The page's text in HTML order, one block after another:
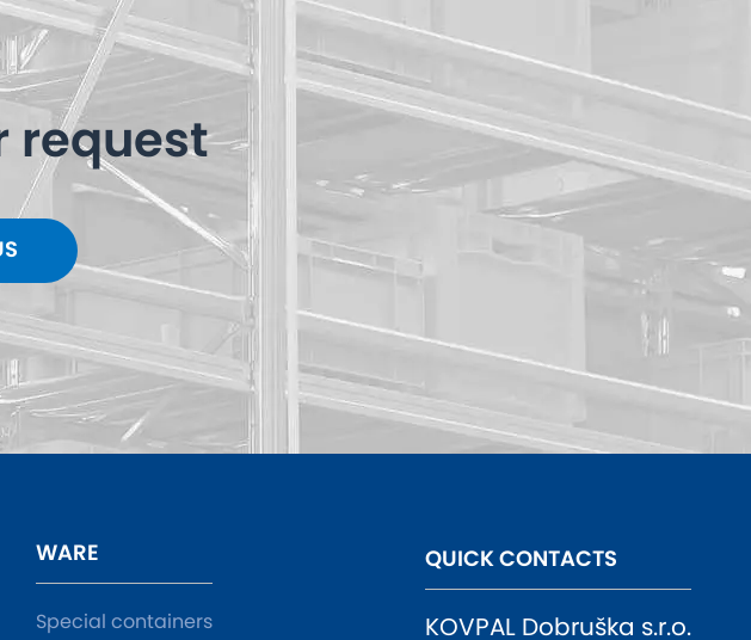
request
WARE
Special containers
QUICK CONTACTS
KOVPAL Dobruška s.r.o.